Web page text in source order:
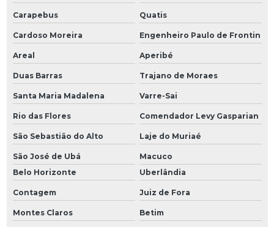
Carapebus Quatis
Cardoso Moreira Engenheiro Paulo de Frontin
Areal Aperibé
Duas Barras Trajano de Moraes
Santa Maria Madalena Varre-Sai
Rio das Flores Comendador Levy Gasparian
São Sebastião do Alto Laje do Muriaé
São José de Ubá
Macuco
Belo Horizonte
Uberlândia
Contagem Juiz de Fora
Montes Claros Betim